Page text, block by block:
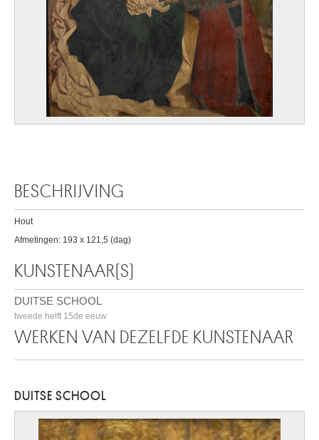
BESCHRIJVING
Hout
Afmetingen: 193 x 121,5 (dag)
KUNSTENAAR(S)
DUITSE SCHOOL
tweede helft 15de eeuw
WERKEN VAN DEZELFDE KUNSTENAAR
DUITSE SCHOOL